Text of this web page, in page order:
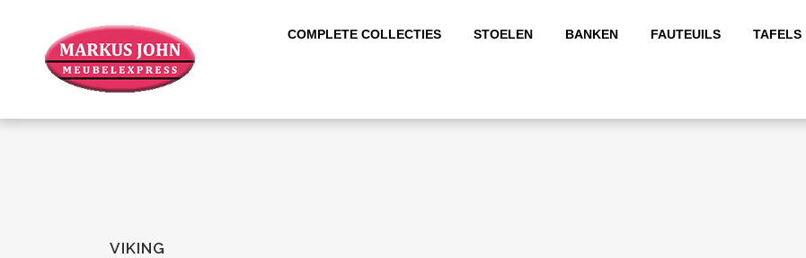
COMPLETE COLLECTIES STOELEN BANKEN FAUTEUILS TAFELS
VIKING